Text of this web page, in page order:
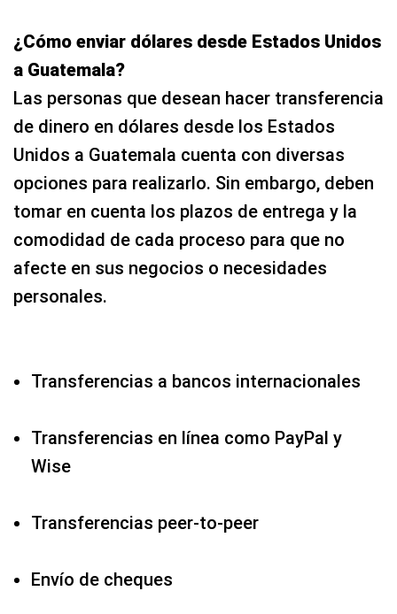
¿Cómo enviar dólares desde Estados Unidos
a Guatemala?
Las personas que desean hacer transferencia
de dinero en dólares desde los Estados
Unidos a Guatemala cuenta con diversas
opciones para realizarlo. Sin embargo, deben
tomar en cuenta los plazos de entrega y la
comodidad de cada proceso para que no
afecte en sus negocios o necesidades
personales.
Transferencias a bancos internacionales
Transferencias en línea como PayPal y
Wise
Transferencias peer-to-peer
Envío de cheques